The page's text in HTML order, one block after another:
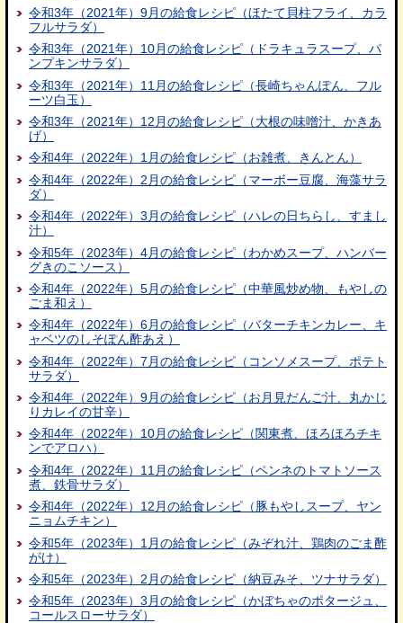
令和3年（2021年）9月の給食レシピ（ほたて貝柱フライ、カラ
フルサラダ）
令和3年（2021年）10月の給食レシピ（ドラキュラスープ、パ
ンプキンサラダ）
令和3年（2021年）11月の給食レシピ（長崎ちゃんぽん、フル
ーツ白玉）
令和3年（2021年）12月の給食レシピ（大根の味噌汁、かきあ
げ）
令和4年（2022年）1月の給食レシピ（お雑煮、きんとん）
令和4年（2022年）2月の給食レシピ（マーボー豆腐、海藻サラ
ダ）
令和4年（2022年）3月の給食レシピ（ハレの日ちらし、すまし
汁）
令和5年（2023年）4月の給食レシピ（わかめスープ、ハンバー
グきのこソース）
令和4年（2022年）5月の給食レシピ（中華風炒め物、もやしの
ごま和え）
令和4年（2022年）6月の給食レシピ（バターチキンカレー、キ
ャベツのしそぽん酢あえ）
令和4年（2022年）7月の給食レシピ（コンソメスープ、ポテト
サラダ）
令和4年（2022年）9月の給食レシピ（お月見だんご汁、丸かじ
りカレイの甘辛）
令和4年（2022年）10月の給食レシピ（関東煮、ほろほろチキ
ンでアロハ）
令和4年（2022年）11月の給食レシピ（ペンネのトマトソース
煮、鉄骨サラダ）
令和4年（2022年）12月の給食レシピ（豚もやしスープ、ヤン
ニョムチキン）
令和5年（2023年）1月の給食レシピ（みぞれ汁、鶏肉のごま酢
がけ）
令和5年（2023年）2月の給食レシピ（納豆みそ、ツナサラダ）
令和5年（2023年）3月の給食レシピ（かぼちゃのポタージュ、
コールスローサラダ）